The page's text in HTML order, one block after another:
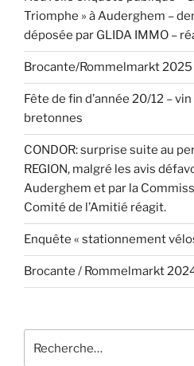
Triomphe » à Auderghem –
déposée par GLIDA IMMO –
Brocante/Rommelmarkt 2025
Fête de fin d’année 20/12 –
bretonnes
CONDOR: surprise suite au
REGION, malgré les avis
Auderghem et par la
Comité de l’Amitié réagit.
Enquête « stationnement
Brocante / Rommelmarkt
pour